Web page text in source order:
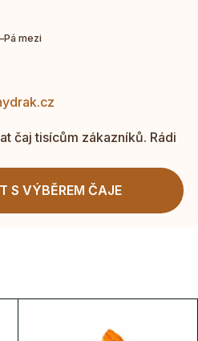
mezi
čaj tisícům zákazníků. Rádi
S VÝBĚREM ČAJE